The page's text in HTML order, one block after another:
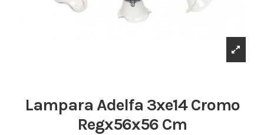
Lampara Adelfa 3xe14 Cromo
Regx56x56 Cm